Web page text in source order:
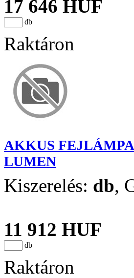
17 646 HUF
db
Raktáron
AKKUS
LUMEN
Kiszerelés: db,
11 912 HUF
db
Raktáron